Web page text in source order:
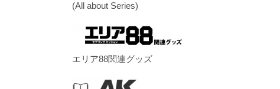
(All about Series)
エリア88関連グッズ